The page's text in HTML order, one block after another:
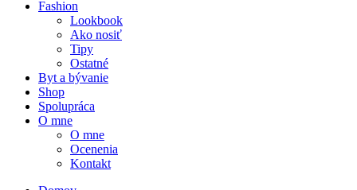
Fashion
Lookbook
Ako nosiť
Tipy
Ostatné
Byt a bývanie
Shop
Spolupráca
O mne
O mne
Ocenenia
Kontakt